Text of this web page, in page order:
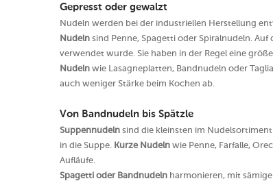
Gepresst oder gewalzt
Nudeln werden bei der industriellen Herstellung
Nudeln sind Penne, Spagetti oder Spiralnudeln.
verwendet wurde. Sie haben in der Regel eine
Nudeln wie Lasagneplatten, Bandnudeln oder
auch weniger Stärke beim Kochen ab.
Von Bandnudeln bis Spätzle
Suppennudeln sind die kleinsten im
in die Suppe. Kurze Nudeln wie Penne, Farfalle,
Aufläufe.
Spagetti oder Bandnudeln harmonieren, mit